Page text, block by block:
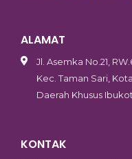
ALAMAT
Jl. Asemka No.21,
Kec. Taman Sari,
Daerah Khusus
KONTAK